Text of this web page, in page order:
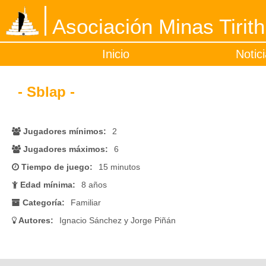
Asociación Minas Tirith
Inicio
- Sblap -
Jugadores mínimos:
2
Jugadores máximos:
6
Tiempo de juego:
15 minutos
Edad mínima:
8 años
Categoría:
Familiar
Autores:
Ignacio Sánchez y Jorge Piñán